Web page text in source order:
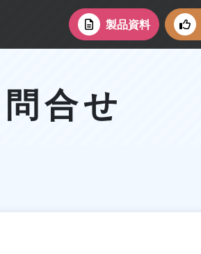
製品資料
合せ